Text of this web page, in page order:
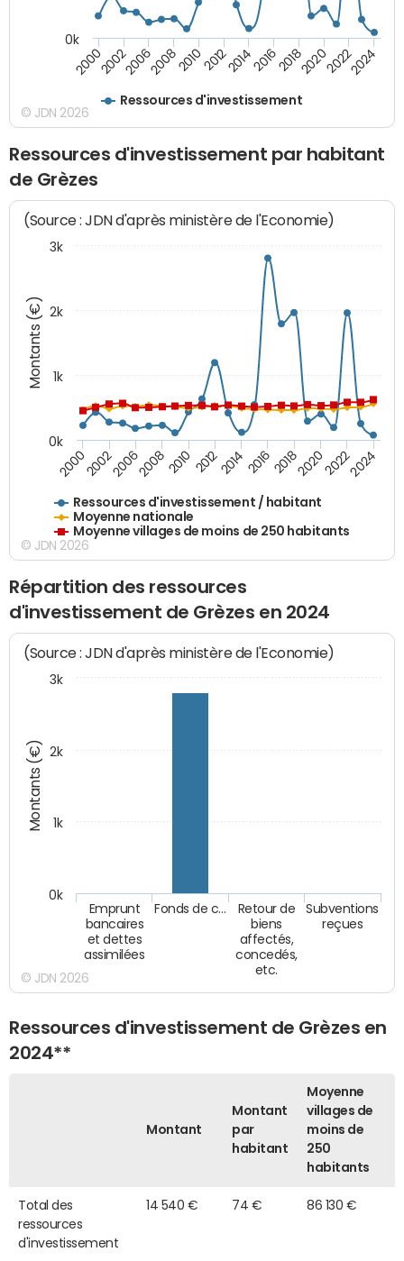
Ressources d'investissement
200020022006200820102012201420162018202020222024
0k
© JDN 2026
Ressources d'investissement par habitant
de Grèzes
Montants (€)
(Source : JDN d'après ministère de l'Economie)
Ressources d'investissement / habitant
Moyenne nationale
Moyenne villages de moins de 250 habitants
20002002200620082010 2012201420162018202020222024
0k
1k
2k
3k
© JDN 2026
Répartition des ressources
d'investissement de Grèzes en 2024
Montants (€)
(Source : JDN d'après ministère de l'Economie)
Emprunt
bancaires
et dettes
assimilées
Fonds de c…
Retour de
biens
affectés,
concedés,
etc.
Subventions
reçues
0k
1k
2k
3k
© JDN 2026
Ressources d'investissement de Grèzes en
2024**
Montant
Montant
par
habitant
Moyenne
villages de
moins de
250
habitants
Total des
ressources
d'investissement
14 540 € 74 € 86 130 €